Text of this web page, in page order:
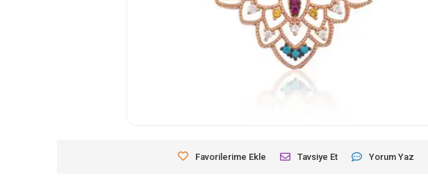
Favorilerime Ekle Tavsiye Et Yorum Yaz